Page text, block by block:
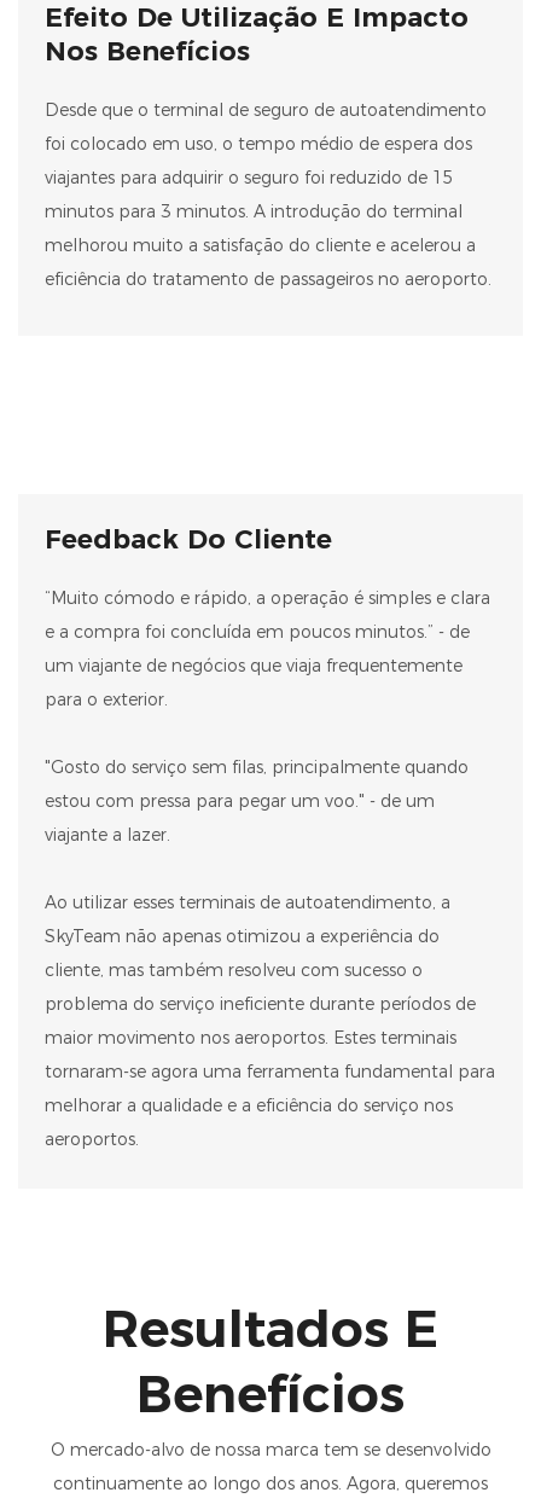
Efeito De Utilização E Impacto
Nos Benefícios
Desde que o terminal de seguro de autoatendimento
foi colocado em uso, o tempo médio de espera dos
viajantes para adquirir o seguro foi reduzido de 15
minutos para 3 minutos. A introdução do terminal
melhorou muito a satisfação do cliente e acelerou a
eficiência do tratamento de passageiros no aeroporto.
Feedback Do Cliente
“Muito cómodo e rápido, a operação é simples e clara
e a compra foi concluída em poucos minutos.” - de
um viajante de negócios que viaja frequentemente
para o exterior.
"Gosto do serviço sem filas, principalmente quando
estou com pressa para pegar um voo." - de um
viajante a lazer.
Ao utilizar esses terminais de autoatendimento, a
SkyTeam não apenas otimizou a experiência do
cliente, mas também resolveu com sucesso o
problema do serviço ineficiente durante períodos de
maior movimento nos aeroportos. Estes terminais
tornaram-se agora uma ferramenta fundamental para
melhorar a qualidade e a eficiência do serviço nos
aeroportos.
Resultados E
Benefícios
O mercado-alvo de nossa marca tem se desenvolvido
continuamente ao longo dos anos. Agora, queremos